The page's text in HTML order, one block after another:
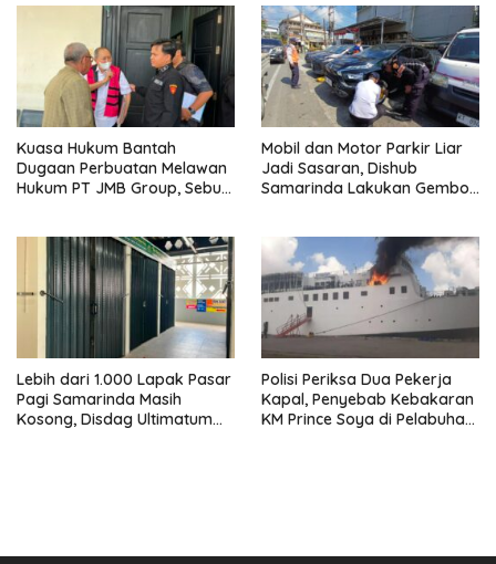
Kuasa Hukum Bantah
Dugaan Perbuatan Melawan
Hukum PT JMB Group, Sebut
Mobil dan Motor Parkir Liar
Jadi Sasaran, Dishub
Samarinda Lakukan Gembok
Lebih dari 1.000 Lapak Pasar
Pagi Samarinda Masih
Kosong, Disdag Ultimatum
Polisi Periksa Dua Pekerja
Kapal, Penyebab Kebakaran
KM Prince Soya di Pelabuhan